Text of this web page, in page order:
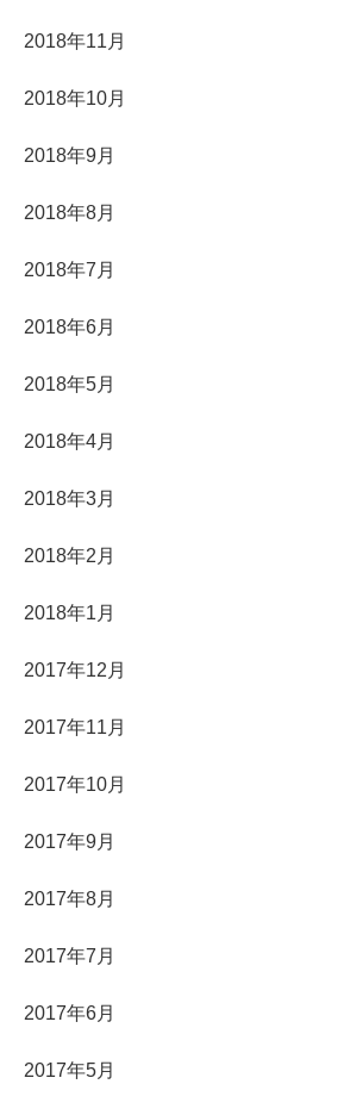
2018年11月
2018年10月
2018年9月
2018年8月
2018年7月
2018年6月
2018年5月
2018年4月
2018年3月
2018年2月
2018年1月
2017年12月
2017年11月
2017年10月
2017年9月
2017年8月
2017年7月
2017年6月
2017年5月